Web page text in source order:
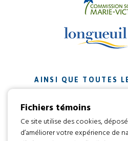
AINSI QUE TOUTES
ORGANISMES ET
CONTRIBUÉ À
Fichiers témoins
Ce site utilise des cookies,
d’améliorer votre expérience de